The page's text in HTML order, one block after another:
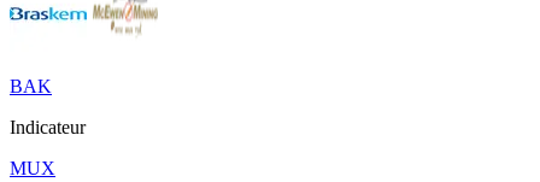
BAK
Indicateur
MUX